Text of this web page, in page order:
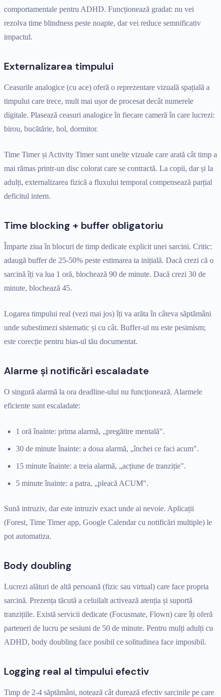
comportamentale pentru ADHD. Funcționează gradat: nu vei
rezolva time blindness peste noapte, dar vei reduce semnificativ
impactul.
Externalizarea timpului
Ceasurile analogice (cu ace) oferă o reprezentare vizuală spațială a
timpului care trece, mult mai ușor de procesat decât numerele
digitale. Plasează ceasuri analogice în fiecare cameră în care lucrezi:
birou, bucătărie, hol, dormitor.
Time Timer și Activity Timer sunt unelte vizuale care arată cât timp a
mai rămas printr-un disc colorat care se contractă. La copii, dar și la
adulți, externalizarea fizică a fluxului temporal compensează parțial
deficitul intern.
Time blocking + buffer obligatoriu
Împarte ziua în blocuri de timp dedicate explicit unei sarcini. Critic:
adaugă buffer de 25-50% peste estimarea ta inițială. Dacă crezi că o
sarcină îți va lua 1 oră, blochează 90 de minute. Dacă crezi 30 de
minute, blochează 45.
Logarea timpului real (vezi mai jos) îți va arăta în câteva săptămâni
unde subestimezi sistematic și cu cât. Buffer-ul nu este pesimism;
este corecție pentru bias-ul tău documentat.
Alarme și notificări escaladate
O singură alarmă la ora deadline-ului nu funcționează. Alarmele
eficiente sunt escaladate:
1 oră înainte: prima alarmă, „pregătire mentală".
30 de minute înainte: a doua alarmă, „închei ce faci acum".
15 minute înainte: a treia alarmă, „acțiune de tranziție".
5 minute înainte: a patra, „pleacă ACUM".
Sună intruziv, dar este intruziv exact unde ai nevoie. Aplicații
(Forest, Time Timer app, Google Calendar cu notificări multiple) le
pot automatiza.
Body doubling
Lucrezi alături de altă persoană (fizic sau virtual) care face propria
sarcină. Prezența tăcută a celuilalt activează atenția și suportă
tranzițiile. Există servicii dedicate (Focusmate, Flown) care îți oferă
parteneri de lucru pe sesiuni de 50 de minute. Pentru mulți adulți cu
ADHD, body doubling face posibil ce solitudinea face imposibil.
Logging real al timpului efectiv
Timp de 2-4 săptămâni, notează cât durează efectiv sarcinile pe care